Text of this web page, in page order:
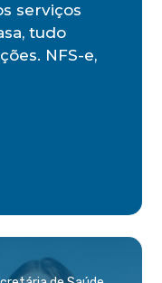
serviços
tudo
NFS-e,